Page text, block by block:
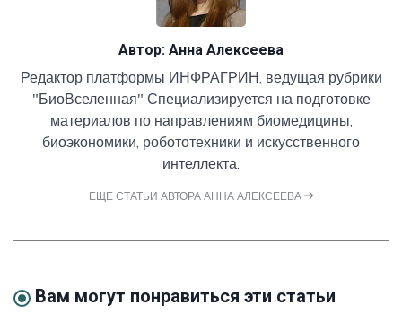
Автор: Анна Алексеева
Редактор платформы ИНФРАГРИН, ведущая рубрики
"БиоВселенная" Специализируется на подготовке
материалов по направлениям биомедицины,
биоэкономики, робототехники и искусственного
интеллекта.
ЕЩЕ СТАТЬИ АВТОРА АННА АЛЕКСЕЕВА
Вам могут понравиться эти статьи